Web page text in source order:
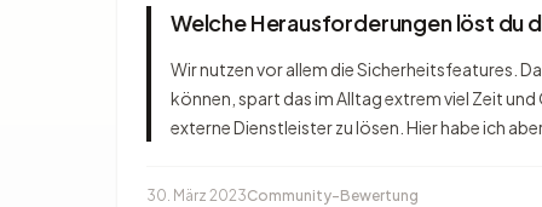
Welche Herausforderungen löst du
Wir nutzen vor allem die Sicherheitsfeatures.
können, spart das im Alltag extrem viel Zeit
externe Dienstleister zu lösen. Hier habe ich
30. März 2023Community-Bewertung